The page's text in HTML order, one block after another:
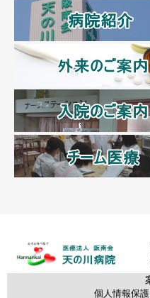
個人情報保